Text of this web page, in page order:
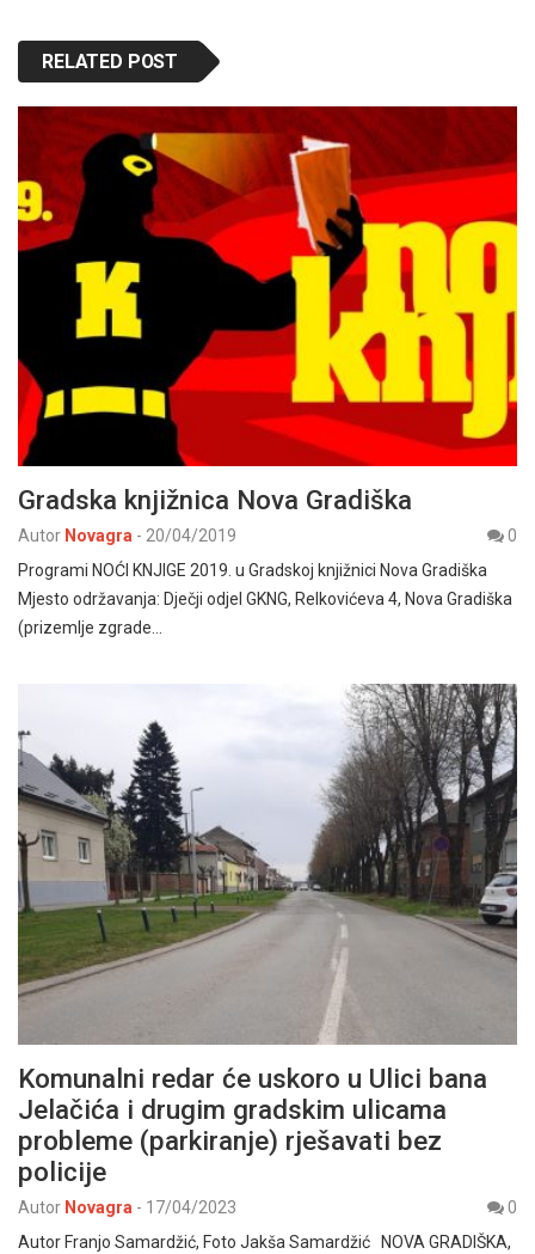
RELATED POST
Gradska knjižnica Nova Gradiška
Autor Novagra - 20/04/2019
0
Programi NOĆI KNJIGE 2019. u Gradskoj knjižnici Nova Gradiška
Mjesto održavanja: Dječji odjel GKNG, Relkovićeva 4, Nova Gradiška
(prizemlje zgrade…
Komunalni redar će uskoro u Ulici bana
Jelačića i drugim gradskim ulicama
probleme (parkiranje) rješavati bez
policije
Autor Novagra - 17/04/2023
0
Autor Franjo Samardžić, Foto Jakša Samardžić NOVA GRADIŠKA,